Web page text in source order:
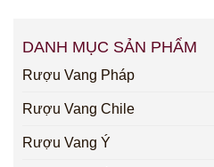
DANH MỤC SẢN PHẨM
Rượu Vang Pháp
Rượu Vang Chile
Rượu Vang Ý